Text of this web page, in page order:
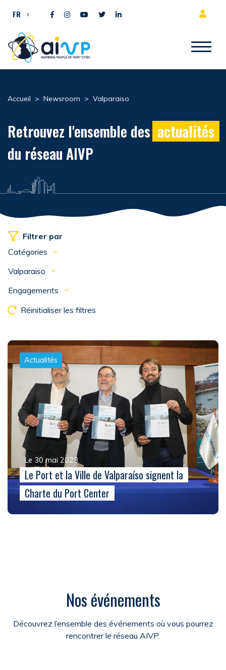
FR
Accueil > Newsroom > Valparaiso
Retrouvez l'ensemble des actualités
du réseau AIVP
Filtrer par
Catégories
Valparaiso
Engagements
Réinitialiser les filtres
Actualités
Le 30 mai 2023
Le Port et la Ville de Valparaíso signent la
Charte du Port Center
Nos événements
Découvrez l’ensemble des événements où vous pourrez
rencontrer le réseau AIVP.